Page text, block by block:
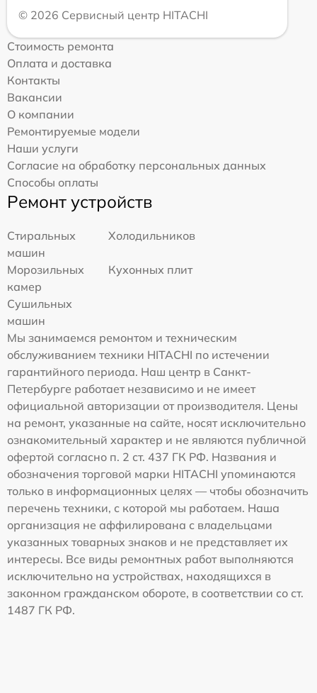
© 2026 Сервисный центр HITACHI
Стоимость ремонта
Оплата и доставка
Контакты
Вакансии
О компании
Ремонтируемые модели
Наши услуги
Согласие на обработку персональных данных
Способы оплаты
Ремонт устройств
Стиральных
машин
Холодильников
Морозильных
камер
Кухонных плит
Сушильных
машин
Мы занимаемся ремонтом и техническим
обслуживанием техники HITACHI по истечении
гарантийного периода. Наш центр в Санкт-
Петербурге работает независимо и не имеет
официальной авторизации от производителя. Цены
на ремонт, указанные на сайте, носят исключительно
ознакомительный характер и не являются публичной
офертой согласно п. 2 ст. 437 ГК РФ. Названия и
обозначения торговой марки HITACHI упоминаются
только в информационных целях — чтобы обозначить
перечень техники, с которой мы работаем. Наша
организация не аффилирована с владельцами
указанных товарных знаков и не представляет их
интересы. Все виды ремонтных работ выполняются
исключительно на устройствах, находящихся в
законном гражданском обороте, в соответствии со ст.
1487 ГК РФ.